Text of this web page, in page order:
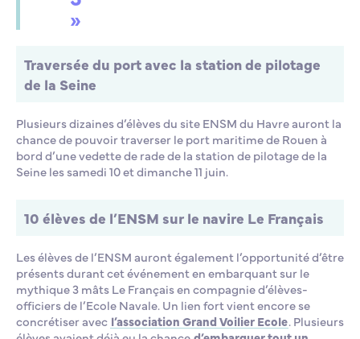
»
Traversée du port avec la station de pilotage
de la Seine
Plusieurs dizaines d’élèves du site ENSM du Havre auront la
chance de pouvoir traverser le port maritime de Rouen à
bord d’une vedette de rade de la station de pilotage de la
Seine les samedi 10 et dimanche 11 juin.
10 élèves de l’ENSM sur le navire Le Français
Les élèves de l’ENSM auront également l’opportunité d’être
présents durant cet événement en embarquant sur le
mythique 3 mâts Le Français en compagnie d’élèves-
officiers de l’Ecole Navale. Un lien fort vient encore se
concrétiser avec l’association Grand Voilier Ecole. Plusieurs